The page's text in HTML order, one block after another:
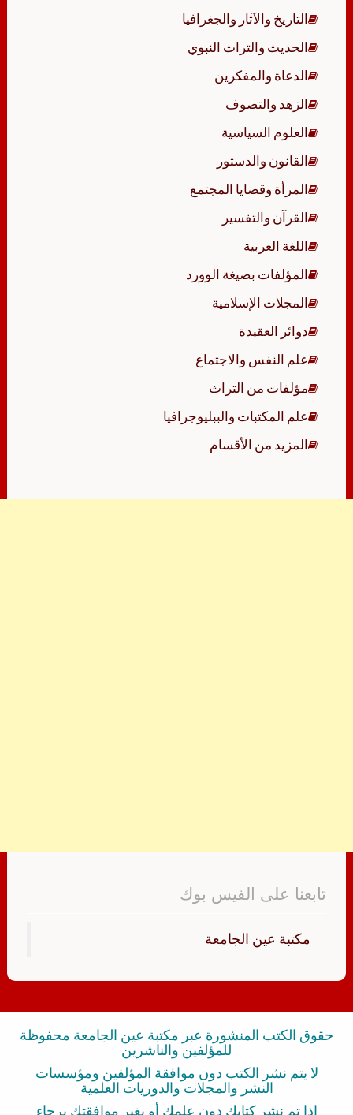
التاريخ والآثار والجغرافيا
الحديث والتراث النبوي
الدعاة والمفكرين
الزهد والتصوف
العلوم السياسية
القانون والدستور
المرأة وقضايا المجتمع
القرآن والتفسير
اللغة العربية
المؤلفات بصيغة الوورد
المجلات الإسلامية
دوائر العقيدة
علم النفس والاجتماع
مؤلفات من التراث
علم المكتبات والببليوجرافيا
المزيد من الأقسام
تابعنا على الفيس بوك
‏مكتبة عين الجامعة‏
حقوق الكتب المنشورة عبر مكتبة عين الجامعة محفوظة
للمؤلفين والناشرين
لا يتم نشر الكتب دون موافقة المؤلفين ومؤسسات
النشر والمجلات والدوريات العلمية
إذا تم نشر كتابك دون علمك أو بغير موافقتك برجاء